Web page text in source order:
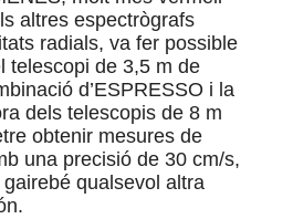
altres espectrògrafs
radials, va fer possible
telescopi de 3,5 m de
d’ESPRESSO i la
dels telescopis de 8 m
obtenir mesures de
una precisió de 30 cm/s,
qualsevol altra